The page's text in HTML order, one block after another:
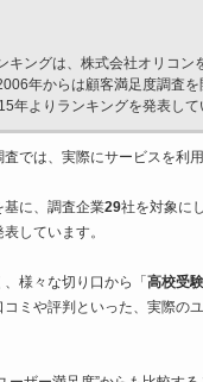
キングは、株式会社オリコン
年からは顧客満足度調査
年よりランキングを発表して
では、実際にサービスを利
基に、調査企業29社を対象に
しています。
様々な切り口から「 高校受
ミや評判といった、実際の